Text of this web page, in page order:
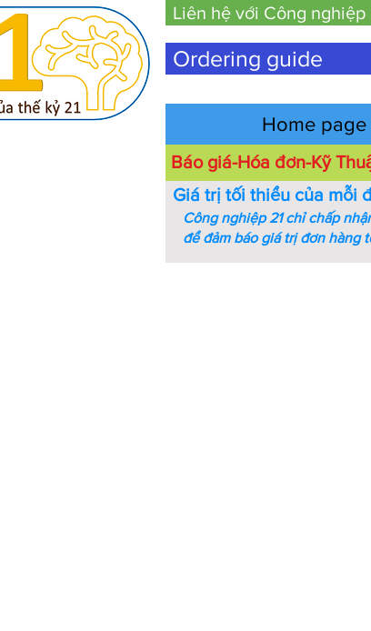
Liên hệ với Công
Ordering guide
Home page
Báo giá-Hóa đơn-Kỹ
Giá trị tối thiểu của mỗi
Công nghiệp 21 chỉ chấp
để đảm báo giá trị đơn hàng